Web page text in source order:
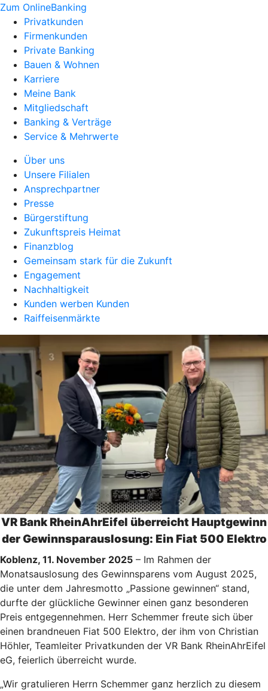
Zum OnlineBanking
Privatkunden
Firmenkunden
Private Banking
Bauen & Wohnen
Karriere
Meine Bank
Mitgliedschaft
Banking & Verträge
Service & Mehrwerte
Über uns
Unsere Filialen
Ansprechpartner
Presse
Bürgerstiftung
Zukunftspreis Heimat
Finanzblog
Gemeinsam stark für die Zukunft
Engagement
Nachhaltigkeit
Kunden werben Kunden
Raiffeisenmärkte
VR Bank RheinAhrEifel überreicht Hauptgewinn
der Gewinnsparauslosung: Ein Fiat 500 Elektro
Koblenz, 11. November 2025 – Im Rahmen der
Monatsauslosung des Gewinnsparens vom August 2025,
die unter dem Jahresmotto „Passione gewinnen“ stand,
durfte der glückliche Gewinner einen ganz besonderen
Preis entgegennehmen. Herr Schemmer freute sich über
einen brandneuen Fiat 500 Elektro, der ihm von Christian
Höhler, Teamleiter Privatkunden der VR Bank RheinAhrEifel
eG, feierlich überreicht wurde.
„Wir gratulieren Herrn Schemmer ganz herzlich zu diesem